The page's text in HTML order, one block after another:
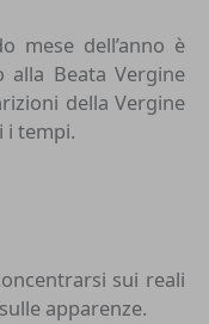
mese dell’anno è
alla Beata Vergine
della Vergine
i tempi.
sui reali
apparenze.